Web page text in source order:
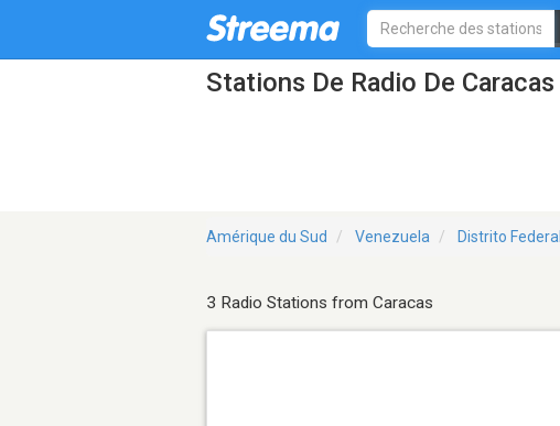
Stations De Radio De Caracas
Amérique du Sud Venezuela Distrito Federal
3 Radio Stations from Caracas